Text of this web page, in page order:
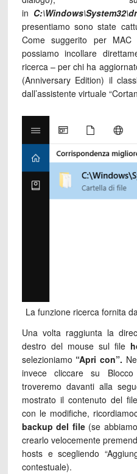
in
presentiamo sono state
Come suggerito per
possiamo incollare
ricerca – per chi ha
(Anniversary Edition) il
dall’assistente virtuale
La funzione ricerca fornita
Una volta raggiunta la
destro del mouse sul file
selezioniamo “Apri con”.
invece cliccare su
troveremo davanti alla
mostrato il contenuto del
con le modifiche,
backup del file(se
crearlo velocemente
hosts e scegliendo
contestuale).